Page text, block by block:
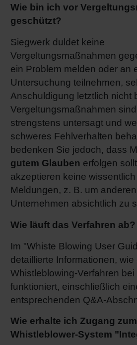
Wie bin ich vor
geschützt?
Siegwerk duldet keine
Vergeltungsmaßnahmen
ein Problem melden oder an
Untersuchung teilnehmen,
Anschuldigung letztlich nicht
Vergeltungsmaßnahmen
strengstens untersagt und
schweres Fehlverhalten
bedenken Sie jedoch, dass
gutem Glauben erfolgen
akzeptieren keine
Meldungen, z. B. um
Unternehmen absichtlich zu
Wie läuft das Verfahren ab?
Im "Whiste Blowing User
detaillierte Informationen, wie
Whistleblowing-Verfahren
funktioniert, einschließlich
entsprechenden Q&A-
Wie erhalte ich Zugang
Whistleblower-System